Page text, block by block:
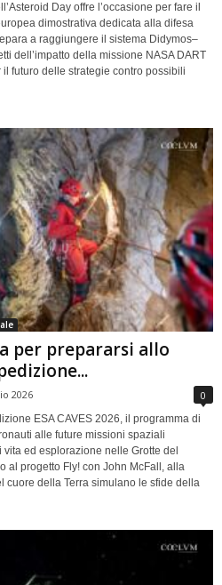
Day offre l’occasione per fare il
dimostrativa dedicata alla difesa
a raggiungere il sistema Didymos–
dell’impatto della missione NASA DART
futuro delle strategie contro possibili
per prepararsi allo
2026 0
ESA CAVES 2026, il programma di
alle future missioni spaziali
ed esplorazione nelle Grotte del
al progetto Fly! con John McFall, alla
cuore della Terra simulano le sfide della